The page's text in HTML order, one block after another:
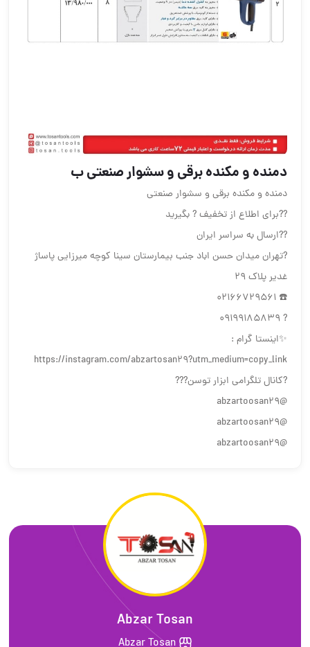
دمنده و مکنده برقی و سشوار صنعتی ب
دمنده و مکنده برقی و سشوار صنعتی
??برای اطلاع از تخفیف ? بگیرید
??ارسال به سراسر ایران
?تهران میدان حسن اباد جنب بیمارستان سینا کوچه میرزایی پاساژ
غدیر پلاک 29
☎️ 02166729561
? 09199185839
✨اینستا گرام :
https://instagram.com/abzartosan29?utm_medium=copy_link
?كانال تلگرامي ابزار توسن???
@abzartoosan29
@abzartoosan29
@abzartoosan29
Abzar Tosan